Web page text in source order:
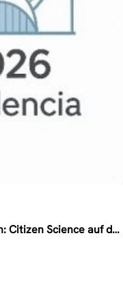
Von der Mitwirkung zur Koproduktion: Citizen Science auf der EU-SPRI-Jahreskonferenz 2026 neu denken